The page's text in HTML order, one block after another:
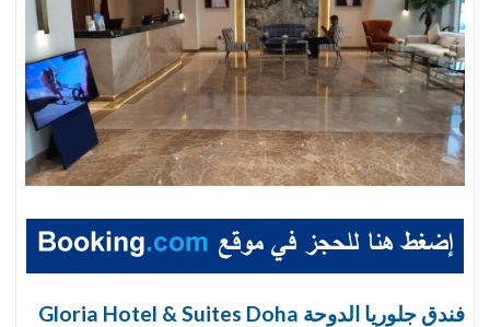
فندق جلوريا الدوحة Gloria Hotel & Suites Doha